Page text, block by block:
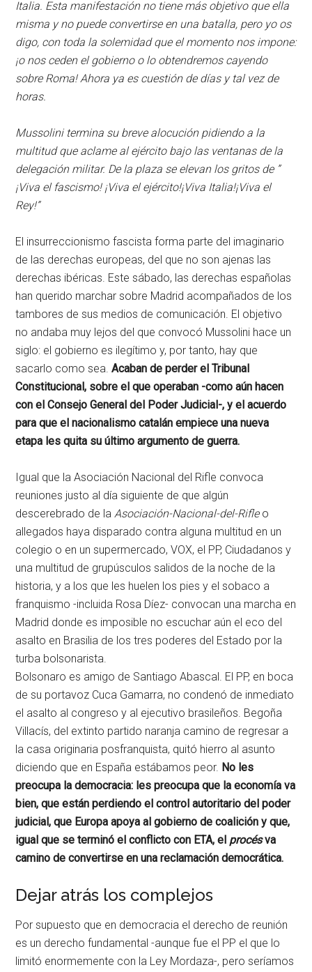
Italia. Esta manifestación no tiene más objetivo que ella
misma y no puede convertirse en una batalla, pero yo os
digo, con toda la solemidad que el momento nos impone:
¡o nos ceden el gobierno o lo obtendremos cayendo
sobre Roma! Ahora ya es cuestión de días y tal vez de
horas.
Mussolini termina su breve alocución pidiendo a la
multitud que aclame al ejército bajo las ventanas de la
delegación militar. De la plaza se elevan los gritos de ”
¡Viva el fascismo! ¡Viva el ejército!¡Viva Italia!¡Viva el
Rey!”
El insurreccionismo fascista forma parte del imaginario
de las derechas europeas, del que no son ajenas las
derechas ibéricas. Este sábado, las derechas españolas
han querido marchar sobre Madrid acompañados de los
tambores de sus medios de comunicación. El objetivo
no andaba muy lejos del que convocó Mussolini hace un
siglo: el gobierno es ilegítimo y, por tanto, hay que
sacarlo como sea.Acaban de perder el Tribunal
Constitucional, sobre el que operaban -como aún hacen
con el Consejo General del Poder Judicial-, y el acuerdo
para que el nacionalismo catalán empiece una nueva
etapa les quita su último argumento de guerra.
Igual que la Asociación Nacional del Rifle convoca
reuniones justo al día siguiente de que algún
descerebrado de laAsociación-Nacional-del-Rifleo
allegados haya disparado contra alguna multitud en un
colegio o en un supermercado, VOX, el PP, Ciudadanos y
una multitud de grupúsculos salidos de la noche de la
historia, y a los que les huelen los pies y el sobaco a
franquismo -incluida Rosa Díez- convocan una marcha en
Madrid donde es imposible no escuchar aún el eco del
asalto en Brasilia de los tres poderes del Estado por la
turba bolsonarista.
Bolsonaro es amigo de Santiago Abascal. El PP, en boca
de su portavoz Cuca Gamarra, no condenó de inmediato
el asalto al congreso y al ejecutivo brasileños. Begoña
Villacís, del extinto partido naranja camino de regresar a
la casa originaria posfranquista, quitó hierro al asunto
diciendo que en España estábamos peor. No les
preocupa la democracia: les preocupa que la economía va
bien, que están perdiendo el control autoritario del poder
judicial, que Europa apoya al gobierno de coalición y que,
igual que se terminó el conflicto con ETA, el procésva
camino de convertirse en una reclamación democrática.
Dejar atrás los complejos
Por supuesto que en democracia el derecho de reunión
es un derecho fundamental -aunque fue el PP el que lo
limitó enormemente con la Ley Mordaza-, pero seríamos